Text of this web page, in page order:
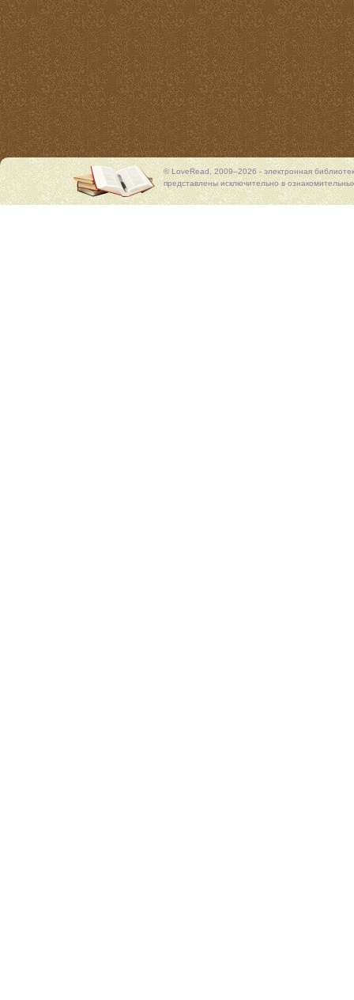
© LoveRead, 2009–2026 - электронная
представлены исключительно в